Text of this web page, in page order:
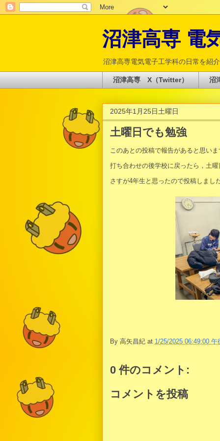
沼津高専 電
沼津高専電気電子工学科の日常を紹
沼津高専 X（Twitter） 沼
2025年1月25日土曜日
土曜日でも勉強
このあとの投稿で報告があると思い
打ち合わせの後学校に戻ったら，土
さすが4年生と思ったので投稿しまし
By 高矢昌紀 at 1/25/2025 06:49:00 午
0 件のコメント:
コメントを投稿